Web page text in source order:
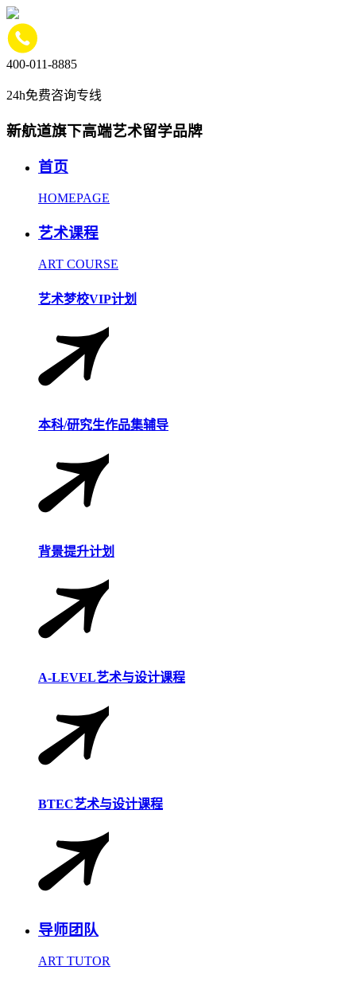
400-011-8885
24h免费咨询专线
新航道旗下高端艺术留学品牌
首页
HOMEPAGE
艺术课程
ART COURSE
艺术梦校VIP计划
本科/研究生作品集辅导
背景提升计划
A-LEVEL艺术与设计课程
BTEC艺术与设计课程
导师团队
ART TUTOR